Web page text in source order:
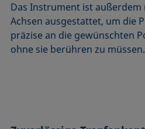
Das Instrument ist
Achsen ausgestattet, um die
präzise an die gewünschten
ohne sie berühren zu müssen.